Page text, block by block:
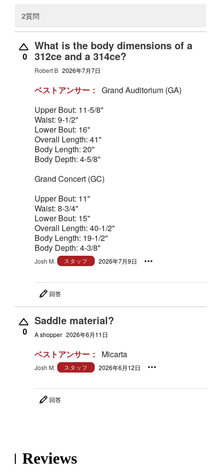
2質問
0
What is the body dimensions of a
312ce and a 314ce?
Robert B 2026年7月7日
ベストアンサー：
Grand Auditorium (GA)
Upper Bout: 11-5/8"
Waist: 9-1/2"
Lower Bout: 16"
Overall Length: 41"
Body Length: 20"
Body Depth: 4-5/8"
Grand Concert (GC)
Upper Bout: 11"
Waist: 8-3/4"
Lower Bout: 15"
Overall Length: 40-1/2"
Body Length: 19-1/2"
Body Depth: 4-3/8"
Josh M. スタッフ 2026年7月9日
回答
0
Saddle material?
A shopper 2026年6月11日
ベストアンサー： Micarta
Josh M. スタッフ 2026年6月12日
回答
Reviews